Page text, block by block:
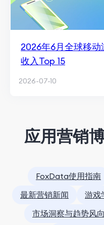
2026年6月全球移
收入Top 15
2026-07-10
应用营销
FoxData使用指南
最新营销新闻
游戏
市场洞察与趋势风向